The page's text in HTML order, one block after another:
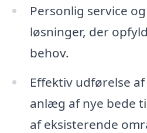
Personlig service
løsninger, der
behov.
Effektiv udførelse
anlæg af nye bede
af eksisterende